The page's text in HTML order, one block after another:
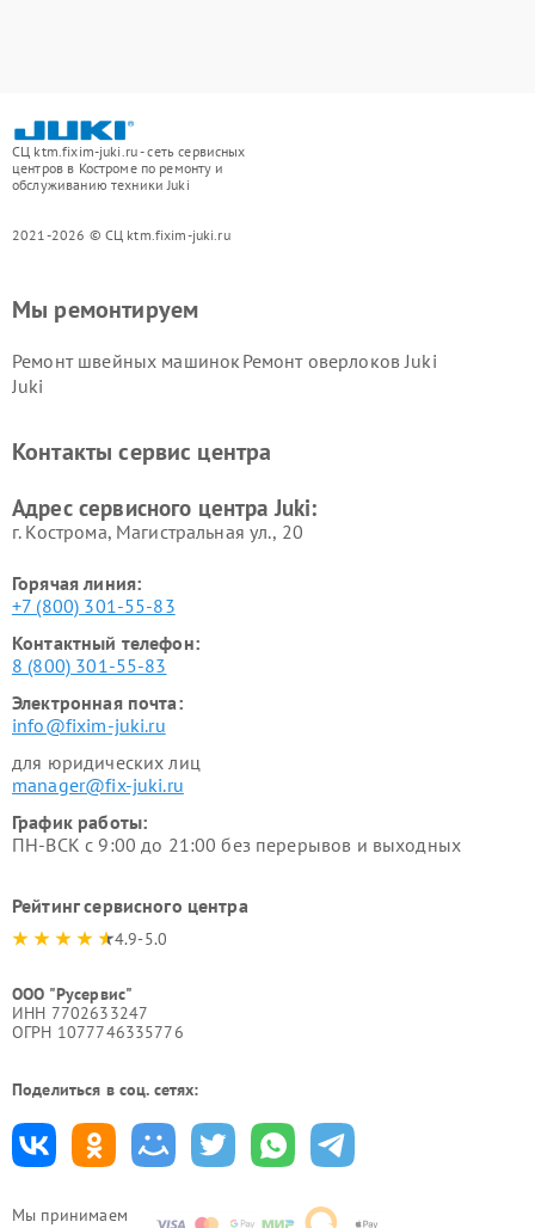
СЦ ktm.fixim-juki.ru - сеть сервисных
центров в Костроме по ремонту и
обслуживанию техники Juki
2021-2026 © СЦ ktm.fixim-juki.ru
Мы принимаем
Мы ремонтируем
Ремонт швейных машинок
Juki
Ремонт оверлоков Juki
Контакты сервис центра
Адрес сервисного центра Juki:
г. Кострома, Магистральная ул., 20
Горячая линия:
+7 (800) 301-55-83
Контактный телефон:
8 (800) 301-55-83
Электронная почта:
info@fixim-juki.ru
для юридических лиц
manager@fix-juki.ru
График работы:
ПН-ВСК с 9:00 до 21:00 без перерывов и выходных
Рейтинг сервисного центра
4.9-5.0
ООО "Русервис"
ИНН 7702633247
ОГРН 1077746335776
Поделиться в соц. сетях: